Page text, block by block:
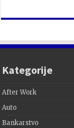
Kategorije
After Work
Auto
Bankarstvo